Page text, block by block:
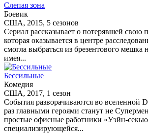
Слепая зона
Боевик
США, 2015, 5 сезонов
Сериал рассказывает о потерявшей свою
которая оказывается в центре
смогла выбраться из брезентового
имея...
Бессильные
Комедия
США, 2017, 1 сезон
События разворачиваются во вселенной
раз главными героями станут не
простые офисные работники «Уэйн-
специализирующейся...